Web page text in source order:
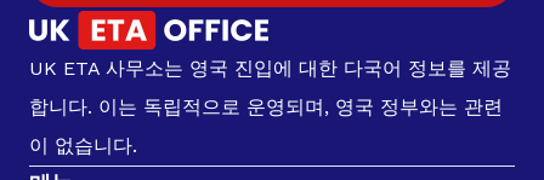
UK ETA 사무소는 영국 진입에 대한 다국어 정보를 제공
합니다. 이는 독립적으로 운영되며, 영국 정부와는 관련
이 없습니다.